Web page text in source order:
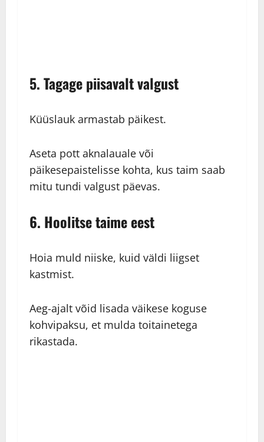
5. Tagage piisavalt valgust
Küüslauk armastab päikest.
Aseta pott aknalauale või
päikesepaistelisse kohta, kus taim saab
mitu tundi valgust päevas.
6. Hoolitse taime eest
Hoia muld niiske, kuid väldi liigset
kastmist.
Aeg-ajalt võid lisada väikese koguse
kohvipaksu, et mulda toitainetega
rikastada.